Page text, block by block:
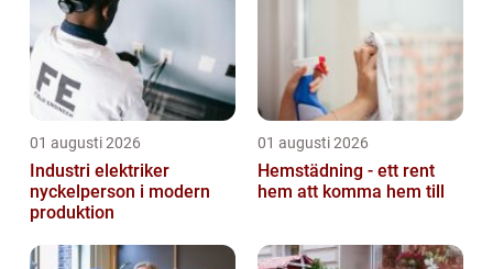
01 augusti 2026
Industri elektriker
nyckelperson i modern
produktion
01 augusti 2026
Hemstädning - ett rent
hem att komma hem till